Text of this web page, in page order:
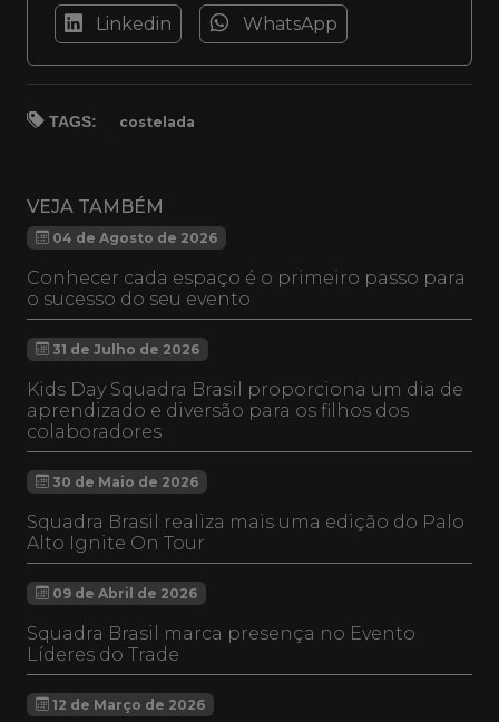
Linkedin WhatsApp
TAGS: costelada
VEJA TAMBÉM
04 de Agosto de 2026
Conhecer cada espaço é o primeiro passo para
o sucesso do seu evento
31 de Julho de 2026
Kids Day Squadra Brasil proporciona um dia de
aprendizado e diversão para os filhos dos
colaboradores
30 de Maio de 2026
Squadra Brasil realiza mais uma edição do Palo
Alto Ignite On Tour
09 de Abril de 2026
Squadra Brasil marca presença no Evento
Líderes do Trade
12 de Março de 2026